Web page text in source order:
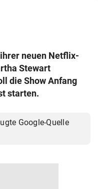
neuen Netflix-
Stewart
die Show Anfang
starten.
Google-Quelle